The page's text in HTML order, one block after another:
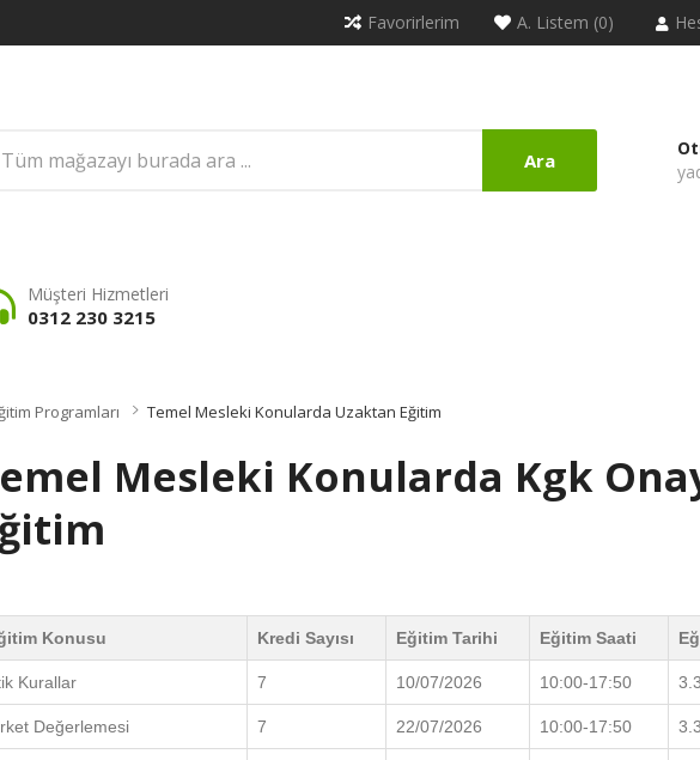
Favorirlerim A. Listem (0)
Ara
Müşteri Hizmetleri
0312 230 3215
Programları Temel Mesleki Konularda Uzaktan Eğitim
Mesleki Konularda Kgk
Konusu Kredi Sayısı Eğitim Tarihi Eğitim Saati
Kurallar 7 10/07/2026 10:00-17:50
Değerlemesi 7 22/07/2026 10:00-17:50